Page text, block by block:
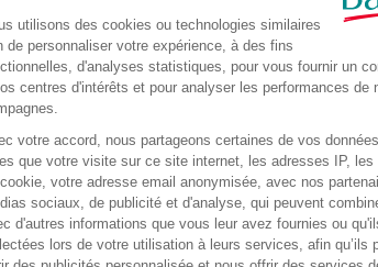
entre 12 et 12,5 cm)